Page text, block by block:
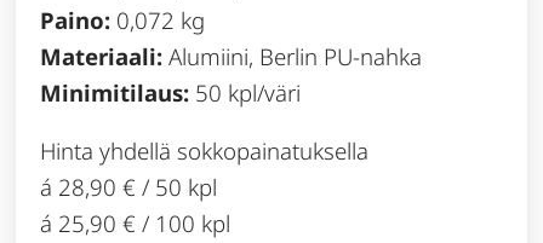
Paino: 0,072 kg
Materiaali: Alumiini, Berlin PU-nahka
Minimitilaus: 50 kpl/väri
Hinta yhdellä sokkopainatuksella
á 28,90 € / 50 kpl
á 25,90 € / 100 kpl